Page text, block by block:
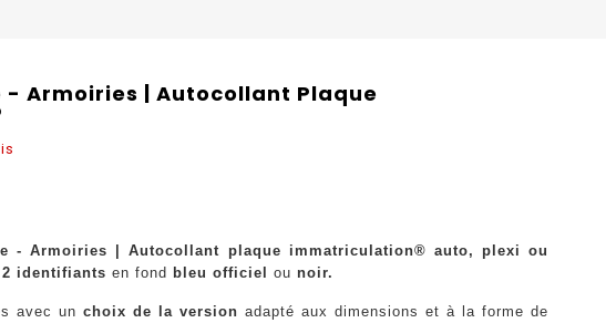
- Armoiries | Autocollant Plaque
- Armoiries | Autocollant plaque immatriculation® auto, plexi ou
identifiants en fond bleu officiel ou noir.
avec unchoix de la version adapté aux dimensions et à la forme de